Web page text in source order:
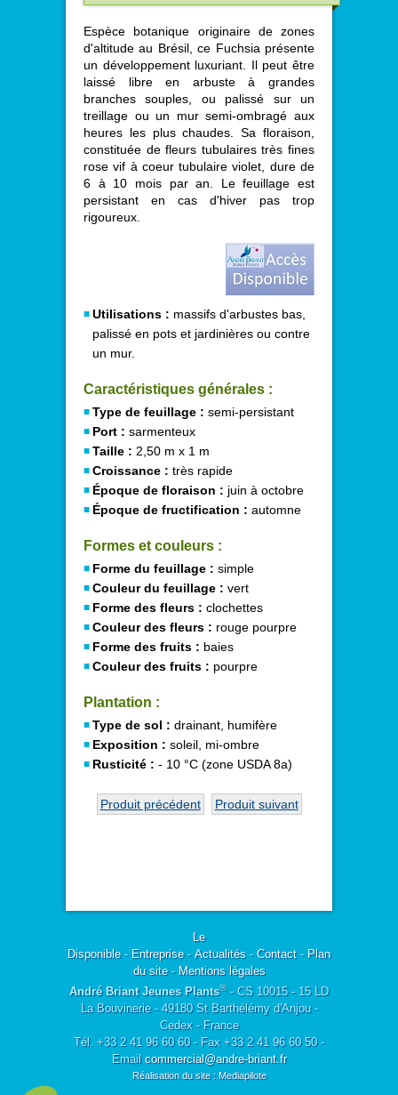
Espèce botanique originaire de zones
d'altitude au Brésil, ce Fuchsia présente
un développement luxuriant. Il peut être
laissé libre en arbuste à grandes
branches souples, ou palissé sur un
treillage ou un mur semi-ombragé aux
heures les plus chaudes. Sa floraison,
constituée de fleurs tubulaires très fines
rose vif à coeur tubulaire violet, dure de
6 à 10 mois par an. Le feuillage est
persistant en cas d'hiver pas trop
rigoureux.
Utilisations : massifs d'arbustes bas,
palissé en pots et jardinières ou contre
un mur.
Caractéristiques générales :
Type de feuillage : semi-persistant
Port : sarmenteux
Taille : 2,50 m x 1 m
Croissance : très rapide
Époque de floraison : juin à octobre
Époque de fructification : automne
Formes et couleurs :
Forme du feuillage : simple
Couleur du feuillage : vert
Forme des fleurs : clochettes
Couleur des fleurs : rouge pourpre
Forme des fruits : baies
Couleur des fruits : pourpre
Plantation :
Type de sol : drainant, humifère
Exposition : soleil, mi-ombre
Rusticité : - 10 °C (zone USDA 8a)
Produit précédent Produit suivant
Le
Disponible- Entreprise- Actualités - Contact- Plan
du site- Mentions légales
André Briant Jeunes Plants®- CS 10015 - 15 LD
La Bouvinerie - 49180 St Barthélémy d'Anjou -
Cedex - France
Tél. +33 2 41 96 60 60 - Fax +33 2 41 96 60 50 -
Email commercial@andre-briant.fr
Réalisation du site : Mediapilote